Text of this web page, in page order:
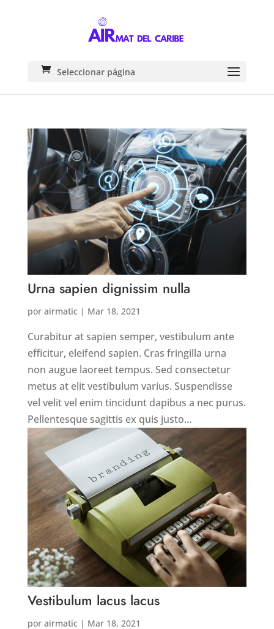
Seleccionar página
Urna sapien dignissim nulla
por airmatic| Mar 18, 2021
Curabitur at sapien semper, vestibulum ante
efficitur, eleifend sapien. Cras fringilla urna
non augue laoreet tempus. Sed consectetur
metus at elit vestibulum varius. Suspendisse
vel velit vel enim tincidunt dapibus a nec purus.
Pellentesque sagittis ex quis justo...
Vestibulum lacus lacus
por airmatic| Mar 18, 2021